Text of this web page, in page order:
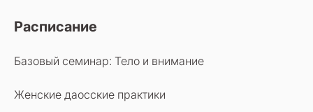
Расписание
Базовый семинар: Тело и внимание
Женские даосские практики